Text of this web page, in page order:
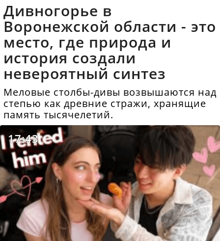
Дивногорье в
Воронежской области - это
место, где природа и
история создали
невероятный синтез
Меловые столбы-дивы возвышаются над
степью как древние стражи, хранящие
память тысячелетий.
17:43